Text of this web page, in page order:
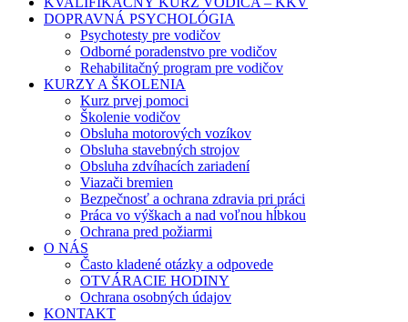
DOPRAVNÁ PSYCHOLÓGIA
Psychotesty pre vodičov
Odborné poradenstvo pre vodičov
Rehabilitačný program pre vodičov
KURZY A ŠKOLENIA
Kurz prvej pomoci
Školenie vodičov
Obsluha motorových vozíkov
Obsluha stavebných strojov
Obsluha zdvíhacích zariadení
Viazači bremien
Bezpečnosť a ochrana zdravia pri práci
Práca vo výškach a nad voľnou hĺbkou
Ochrana pred požiarmi
O NÁS
Často kladené otázky a odpovede
OTVÁRACIE HODINY
Ochrana osobných údajov
KONTAKT